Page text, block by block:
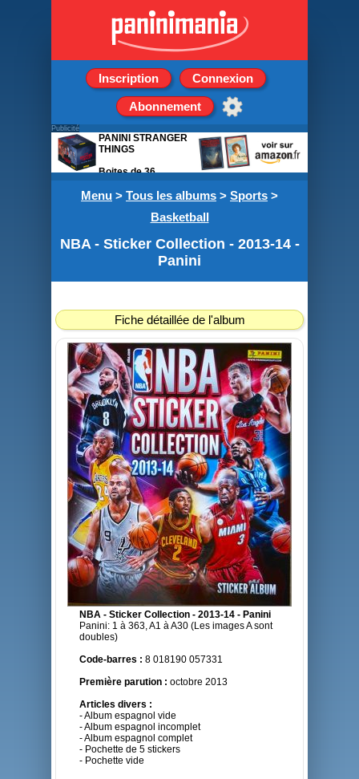
Inscription Connexion
Abonnement
Menu > Tous les albums > Sports >
Basketball
NBA - Sticker Collection - 2013-14 -
Panini
Fiche détaillée de l'album
NBA - Sticker Collection - 2013-14 - Panini
Panini: 1 à 363, A1 à A30 (Les images A sont
doubles)
Code-barres : 8 018190 057331
Première parution : octobre 2013
Articles divers :
- Album espagnol vide
- Album espagnol incomplet
- Album espagnol complet
- Pochette de 5 stickers
- Pochette vide
Publicité
PANINI STRANGER
THINGS
Boites de 36
pochettes de 5
stickers